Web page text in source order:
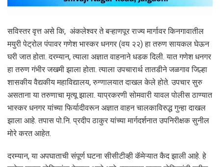
सविस्तर वृत्त असे कि, अंकलेश्वर ते बऱ्हाणपूर राज्य मार्गावर किनगावातील
मयुरी पेट्रोल पंपावर गणेश भास्कर धनगर (वय २२) हा तरुण सायकल घेऊन
घरी जात होता. दरम्यान, त्याला अज्ञात वाहनाने धडक दिली. यात गणेश धनगर
हा तरुण गंभीर जखमी झाला होता. त्याला उपचारार्थ तातडीने जळगाव जिल्हा
शासकीय वैद्यकीय महाविद्यालय, रुग्णालयात दाखल केले होते. उपचार सुरु
असताना या तरुणाचा मृत्यू झाला. याप्रकरणी सोमवारी यावल पोलीस ठाण्यात
भास्कर धनगर यांच्या फिर्यादीवरून अज्ञात वाहन चालकाविरुद्ध गुन्हा दाखल
झाला आहे. तपास पो.नि. प्रदीप ठाकुर यांच्या मार्गदर्शनात उपनिरीक्षक सुनील
मोरे करत आहेत.
दरम्यान, या अपघाताची संपूर्ण घटना सीसीटीव्ही कॅमेऱ्यात कैद झाली आहे. हे